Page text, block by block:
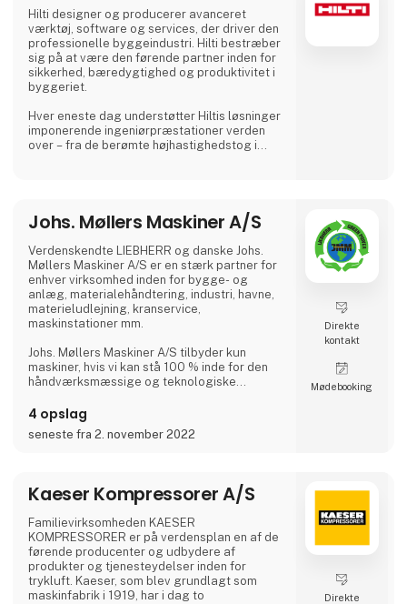
Hilti designer og producerer avanceret
værktøj, software og services, der driver den
professionelle byggeindustri. Hilti bestræber
sig på at være den førende partner inden for
sikkerhed, bæredygtighed og produktivitet i
byggeriet.
Hver eneste dag understøtter Hiltis løsninger
imponerende ingeniørpræstationer verden
over – fra de berømte højhastighedstog i
afdelinger i mere end 120 lande, som har over
33.000 medarbejdere. Heraf er der 190
medarbejdere i Danmark.
Udover deres hovedsæde i Hvidovre, har de
også et landsdække
Johs. Møllers Maskiner A/S
Verdenskendte LIEBHERR og danske Johs.
Møllers Maskiner A/S er en stærk partner for
enhver virksomhed inden for bygge- og
anlæg, materialehåndtering, industri, havne,
materieludlejning, kranservice,
maskinstationer mm.
Johs. Møllers Maskiner A/S tilbyder kun
maskiner, hvis vi kan stå 100 % inde for den
håndværksmæssige og teknologiske
alle vores leverandører nøje udvalgt ud fra
vores høje krav om kvalitet, funktionalitet,
kontinuitet og innovation.
og individuelt tilpassede serviceaftaler.
mere end
4 opslag
seneste fra 2. november 2022
Direkte
kontakt
Møde­booking
Kaeser Kompressorer A/S
Familievirksomheden KAESER
KOMPRESSORER er på verdensplan en af de
førende producenter og udbydere af
produkter og tjenesteydelser inden for
trykluft. Kaeser, som blev grundlagt som
maskinfabrik i 1919, har i dag to
Direkte